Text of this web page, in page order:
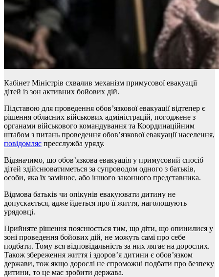
Кабінет Міністрів схвалив механізм примусової евакуації
дітей із зон активних бойових дій.
Підставою для проведення обов’язкової евакуації відтепер є
рішення обласних військових адміністрацій, погоджене з
органами військового командування та Координаційним
штабом з питань проведення обов’язкової евакуації населення,
повідомляє пресслужба уряду.
Відзначимо, що обов’язкова евакуація у примусовий спосіб
дітей здійснюватиметься за супроводом одного з батьків,
особи, яка їх замінює, або іншого законного представника.
Відмова батьків чи опікунів евакуювати дитину не
допускається, адже йдеться про її життя, наголошують
урядовці.
Прийняте рішення пояснюється тим, що діти, що опинилися у
зоні проведення бойових дій, не можуть самі про себе
подбати. Тому вся відповідальність за них лягає на дорослих.
Також збереження життя і здоров’я дитини є обов’язком
держави, тож якщо дорослі не спроможні подбати про безпеку
дитини, то це має зробити держава.